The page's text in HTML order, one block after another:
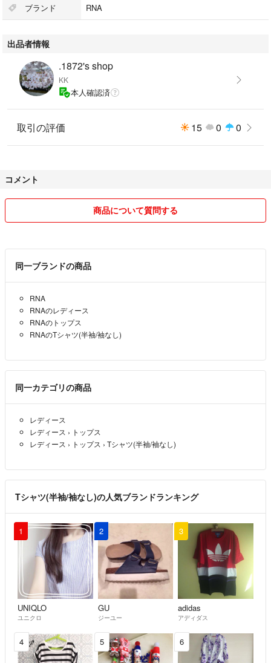
フロント・バックともにピンクのビッグロゴが入った、インパクト抜群の
デザイン。
男女問わずユニセックスで着用いただけます。
⸻
【ご注意】
・古着にご理解のある方のみお買い求めください。
・値下げ交渉はお受けしておりません。
ブランド RNA
出品者情報
.1872's shop
KK
本人確認済
取引の評価 15 0 0
コメント
商品について質問する
同一ブランドの商品
RNA
RNAのレディース
RNAのトップス
RNAのTシャツ(半袖/袖なし)
同一カテゴリの商品
レディース
レディース › トップス
レディース › トップス › Tシャツ(半袖/袖なし)
Tシャツ(半袖/袖なし)の人気ブランドランキング
1
UNIQLO
ユニクロ
2
GU
ジーユー
3
adidas
アディダス
4 5 6